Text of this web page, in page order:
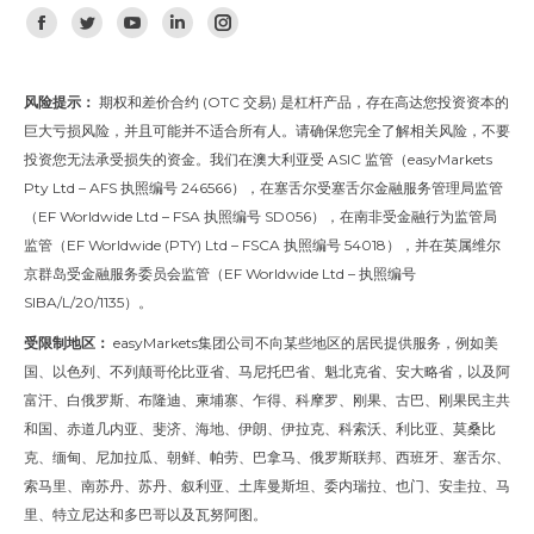
找到我们：
Facebook
TwitterYouTubeLinkedinInstagram
风险提示： 期权和差价合约 (OTC 交易) 是杠杆产品，存在高达您投资资本的
巨大亏损风险，并且可能并不适合所有人。请确保您完全了解相关风险，不要
投资您无法承受损失的资金。我们在澳大利亚受 ASIC 监管（easyMarkets
Pty Ltd – AFS 执照编号 246566），在塞舌尔受塞舌尔金融服务管理局监管
（EF Worldwide Ltd – FSA 执照编号 SD056），在南非受金融行为监管局
监管（EF Worldwide (PTY) Ltd – FSCA 执照编号 54018），并在英属维尔
京群岛受金融服务委员会监管（EF Worldwide Ltd – 执照编号
SIBA/L/20/1135）。
受限制地区： easyMarkets集团公司不向某些地区的居民提供服务，例如美
国、以色列、不列颠哥伦比亚省、马尼托巴省、魁北克省、安大略省，以及阿
富汗、白俄罗斯、布隆迪、柬埔寨、乍得、科摩罗、刚果、古巴、刚果民主共
和国、赤道几内亚、斐济、海地、伊朗、伊拉克、科索沃、利比亚、莫桑比
克、缅甸、尼加拉瓜、朝鲜、帕劳、巴拿马、俄罗斯联邦、西班牙、塞舌尔、
索马里、南苏丹、苏丹、叙利亚、土库曼斯坦、委内瑞拉、也门、安圭拉、马
里、特立尼达和多巴哥以及瓦努阿图。